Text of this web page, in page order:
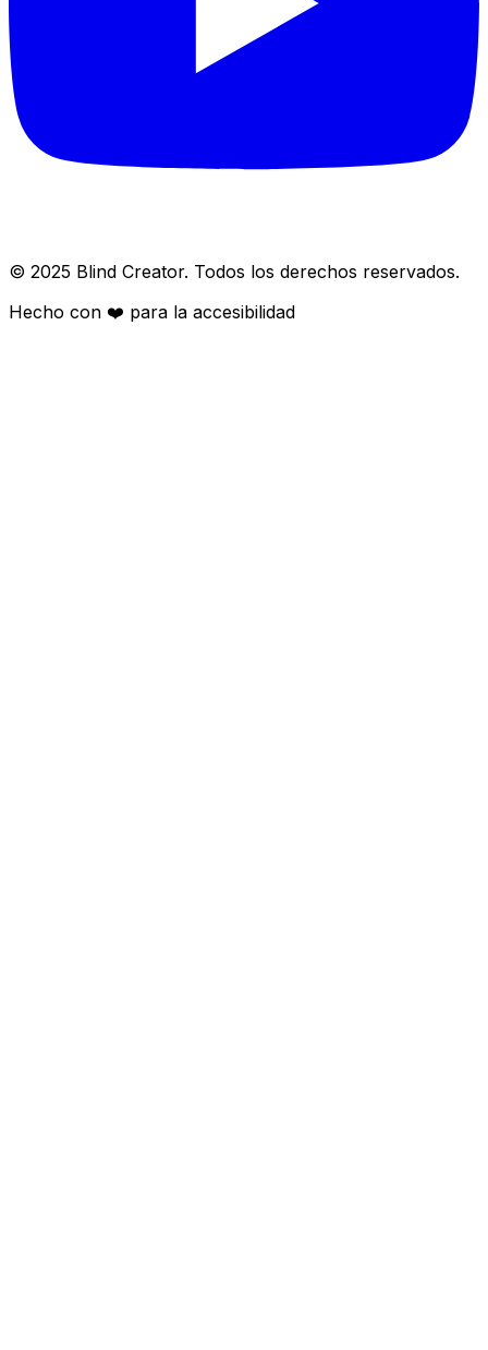
© 2025 Blind Creator. Todos los derechos reservados.
Hecho con ❤️ para la accesibilidad